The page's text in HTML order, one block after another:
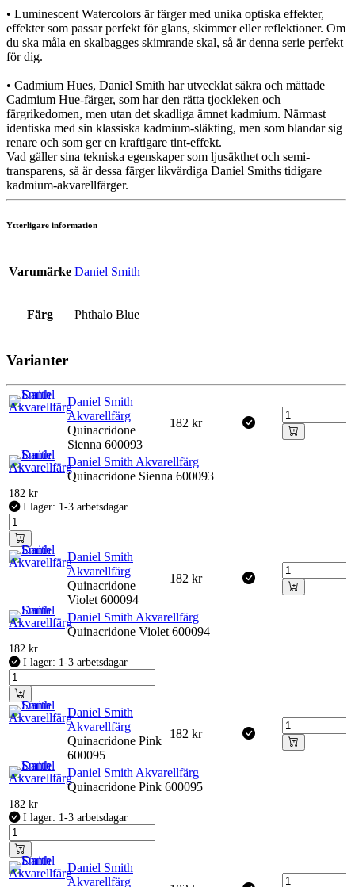
• Luminescent Watercolors är färger med unika optiska effekter,
effekter som passar perfekt för glans, skimmer eller reflektioner. Om
du ska måla en skalbagges skimrande skal, så är denna serie perfekt
för dig.
• Cadmium Hues, Daniel Smith har utvecklat säkra och mättade
Cadmium Hue-färger, som har den rätta tjockleken och
färgrikedomen, men utan det skadliga ämnet kadmium. Närmast
identiska med sin klassiska kadmium-släkting, men som blandar sig
renare och som ger en kraftigare tint-effekt.
Vad gäller sina tekniska egenskaper som ljusäkthet och semi-
transparens, så är dessa färger likvärdiga Daniel Smiths tidigare
kadmium-akvarellfärger.
Ytterligare information
Varumärke Daniel Smith
Färg Phthalo Blue
Varianter
Daniel Smith
Akvarellfärg
Quinacridone
Sienna 600093
182 kr
Daniel Smith Akvarellfärg
Quinacridone Sienna 600093
182 kr
I lager: 1-3 arbetsdagar
Daniel Smith
Akvarellfärg
Quinacridone
Violet 600094
182 kr
Daniel Smith Akvarellfärg
Quinacridone Violet 600094
182 kr
I lager: 1-3 arbetsdagar
Daniel Smith
Akvarellfärg
Quinacridone Pink
600095
182 kr
Daniel Smith Akvarellfärg
Quinacridone Pink 600095
182 kr
I lager: 1-3 arbetsdagar
Daniel Smith
Akvarellfärg